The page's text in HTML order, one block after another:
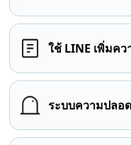
ใช้ LINE เพิ่มค
ระบบความปลอ